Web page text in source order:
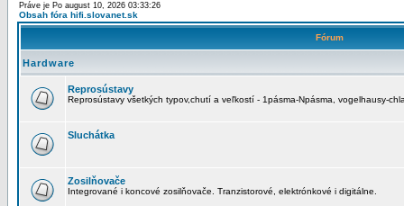
Práve je Po august 10, 2026 03:33:26
Obsah fóra hifi.slovanet.sk
Fórum
Hardware
Reprosústavy
Reprosústavy všetkých typov,chutí a veľkostí - 1pásma-Npásma, vogelhausy-
Sluchátka
Zosilňovače
Integrované i koncové zosilňovače. Tranzistorové, elektrónkové i digitálne.